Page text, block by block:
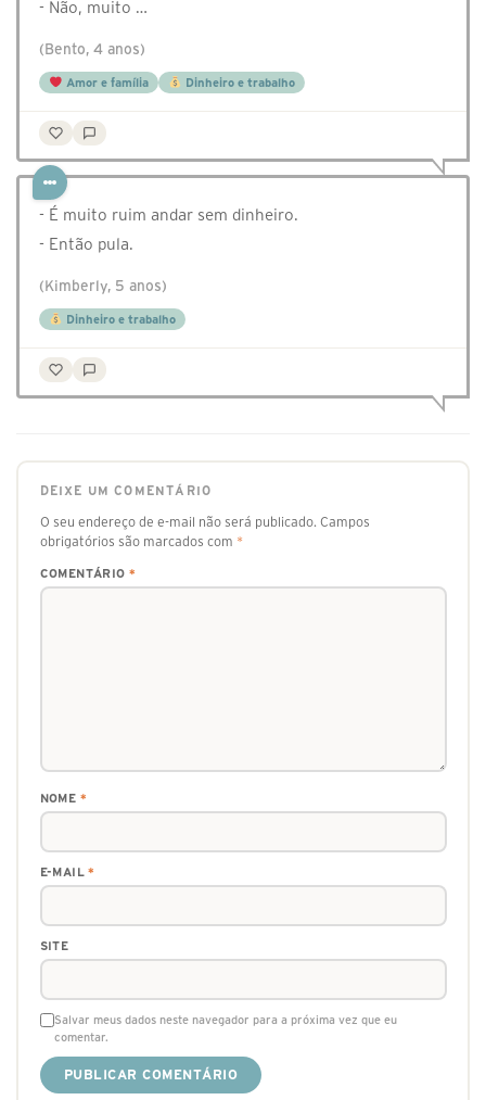
- Não, muito …
(Bento, 4 anos)
Amor e família Dinheiro e trabalho
- É muito ruim andar sem dinheiro.
- Então pula.
(Kimberly, 5 anos)
Dinheiro e trabalho
DEIXE UM COMENTÁRIO
O seu endereço de e-mail não será publicado. Campos
obrigatórios são marcados com *
COMENTÁRIO *
NOME *
E-MAIL*
SITE
Salvar meus dados neste navegador para a próxima vez que eu
comentar.